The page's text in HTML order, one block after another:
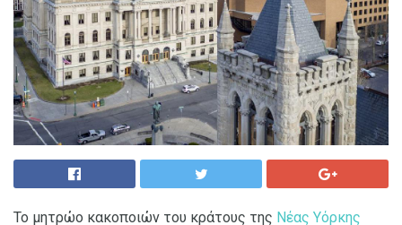
Το μητρώο κακοποιών του κράτους της Νέας Υόρκης